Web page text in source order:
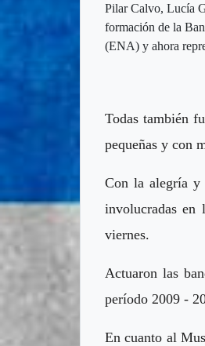
Pilar Calvo, Lucía
formación de la
(ENA) y ahora
Todas también
pequeñas y con
Con la alegría y
involucradas en
viernes.
Actuaron las
período 2009 -
En cuanto al